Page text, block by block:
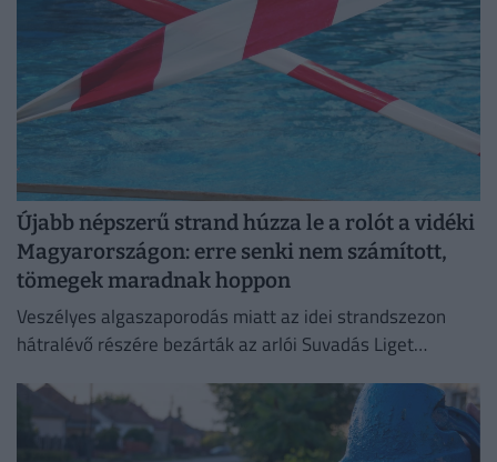
Újabb népszerű strand húzza le a rolót a vidéki
Magyarországon: erre senki nem számított,
tömegek maradnak hoppon
Veszélyes algaszaporodás miatt az idei strandszezon
hátralévő részére bezárták az arlói Suvadás Liget